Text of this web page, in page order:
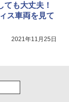
山善] 傘みたいに
レー 熊スプレー
マ対策スプレー 30
（連続噴射15
ク搭載 携帯収納袋
ても大丈夫！
ス車両を見て
2021年11月25日